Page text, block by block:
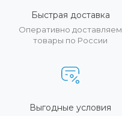
Быстрая доставка
Оперативно доставляем
товары по России
Выгодные условия